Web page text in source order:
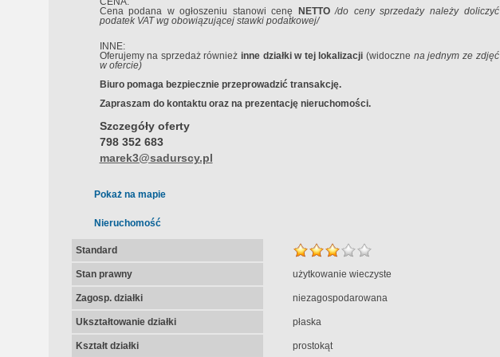
Cena podana w ogłoszeniu stanowi cenę
NETTO /do ceny sprzedaży należy doliczyć
podatek VAT wg obowiązującej stawki podatkowej/
INNE:
Oferujemy na sprzedaż również inne działki w tej lokalizacji (widoczne na jednym ze zdjęć
w ofercie)
Biuro pomaga bezpiecznie przeprowadzić transakcję.
Zapraszam do kontaktu oraz na prezentację nieruchomości.
Szczegóły oferty
798 352 683
marek3@sadurscy.pl
Pokaż na mapie
Nieruchomość
Standard
Stan prawny użytkowanie wieczyste
Zagosp. działki niezagospodarowana
Ukształtowanie działki płaska
Kształt działki prostokąt